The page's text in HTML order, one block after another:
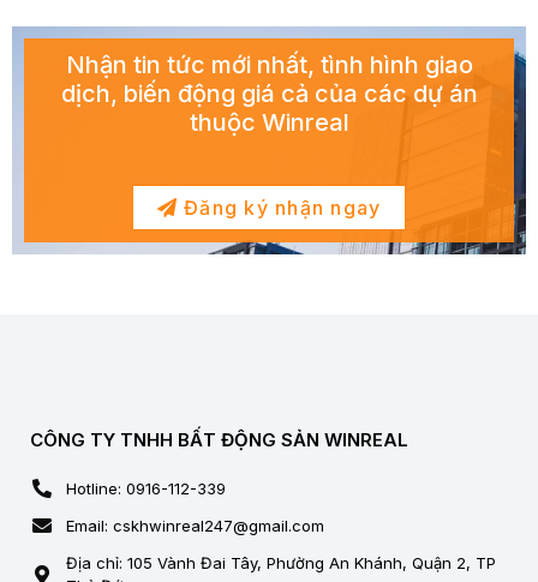
Nhận tin tức mới nhất, tình hình giao
dịch, biến động giá cả của các dự án
thuộc Winreal
Đăng ký nhận ngay
CÔNG TY TNHH BẤT ĐỘNG SẢN WINREAL
Hotline: 0916-112-339
Email: cskhwinreal247@gmail.com
Địa chỉ: 105 Vành Đai Tây, Phường An Khánh, Quận 2, TP